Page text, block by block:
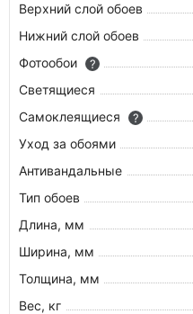
Верхний слой обоев
Нижний слой обоев
Фотообои
?
Cветящиеся
Самоклеящиеся
?
Уход за обоями
Антивандальные
Тип обоев
Длина, мм
Ширина, мм
Толщина, мм
Вес, кг